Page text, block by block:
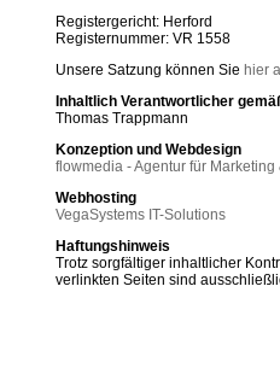
Registergericht: Herford
Registernummer: VR 1558
Unsere Satzung können Sie hier
Inhaltlich Verantwortlicher
Thomas Trappmann
Konzeption und Webdesign
flowmedia - Agentur für Marketing
Webhosting
VegaSystems IT-Solutions
Haftungshinweis
Trotz sorgfältiger inhaltlicher
verlinkten Seiten sind